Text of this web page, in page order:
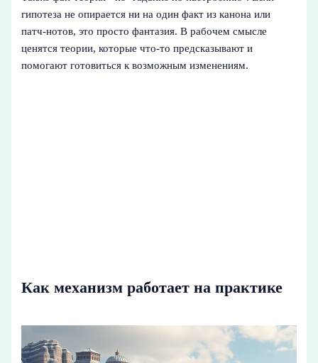
гипотеза не опирается ни на один факт из канона или
патч-нотов, это просто фантазия. В рабочем смысле
ценятся теории, которые что-то предсказывают и
помогают готовиться к возможным изменениям.
Как механизм работает на практике